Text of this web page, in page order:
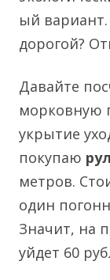
ый
дорогой?
Давайте
морковную
укрытие
покупаю
метров.
один
Значит, на
уйдет 60